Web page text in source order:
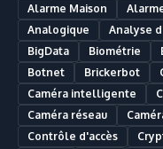
Alarme Maison
Analogique
Analyse
BigData
Biométrie
Botnet
Brickerbot
Caméra intelligente
Caméra réseau
Contrôle d'accès